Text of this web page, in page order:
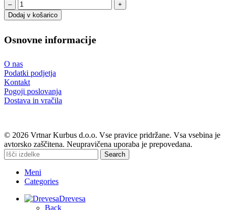
–
+
Dodaj v košarico
Osnovne informacije
O nas
Podatki podjetja
Kontakt
Pogoji poslovanja
Dostava in vračila
© 2026 Vrtnar Kurbus d.o.o. Vse pravice pridržane. Vsa vsebina je
avtorsko zaščitena. Neupravičena uporaba je prepovedana.
Search
Meni
Categories
Drevesa
Back